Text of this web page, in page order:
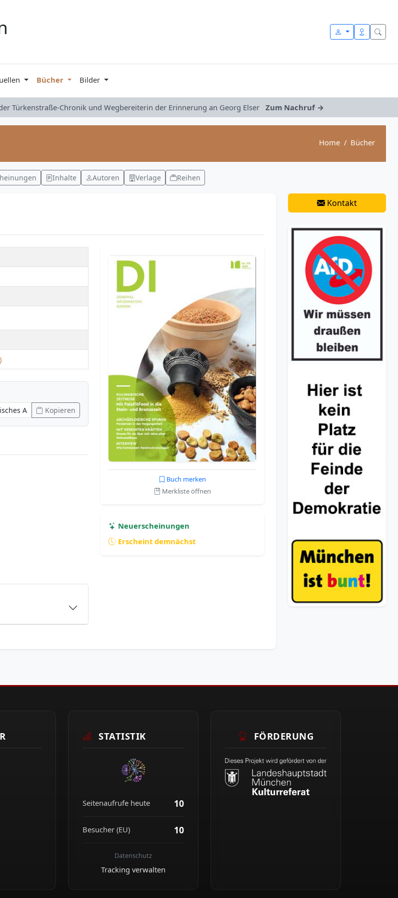
Bücher Bilder
Türkenstraße-Chronik und Wegbereiterin der Erinnerung an Georg Elser Zum Nachruf →
Home Bücher
Inhalte Autoren Verlage Reihen
Kopieren
Buch merken
Merkliste öffnen
Neuerscheinungen
Erscheint demnächst
Kontakt
STATISTIK
Seitenaufrufe heute 10
Besucher (EU) 10
Datenschutz
Tracking verwalten
FÖRDERUNG